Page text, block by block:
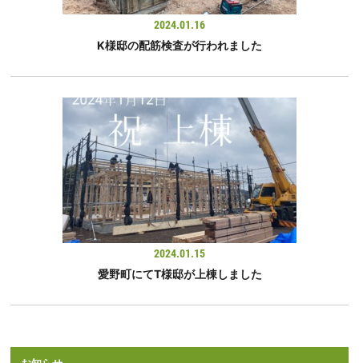
2024.01.16
K様邸の配筋検査が行われました
2024.01.15
愛野町にてT様邸が上棟しました